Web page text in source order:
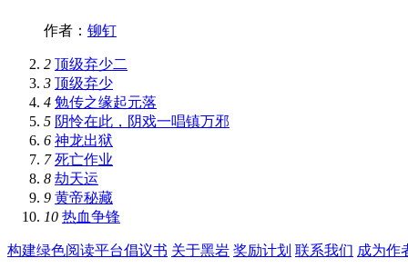
作者： 铆钉
2 顶级弃少二
3 顶级弃少
4 勉传之缘起元落
5 阴怜在此，阴戏一唱镇万邪
6 神龙出狱
7 死亡作业
8 劫天运
9 黄帝秘藏
10 热血争锋
构建绿色阅读平台倡议书 关于黑岩 奖励计划 联系我们 成为作